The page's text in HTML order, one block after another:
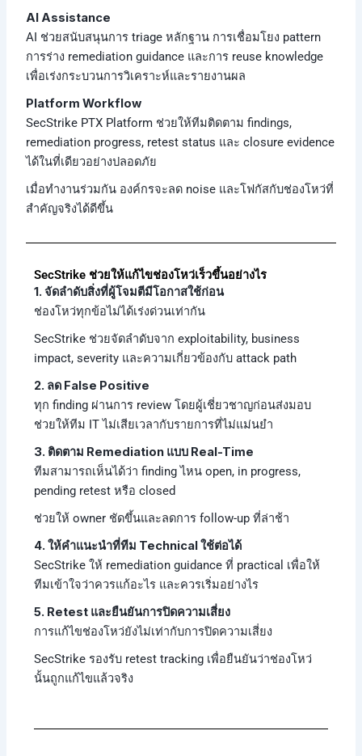
AI Assistance
AI ช่วยสนับสนุนการ triage หลักฐาน การเชื่อมโยง pattern
การร่าง remediation guidance และการ reuse knowledge
เพื่อเร่งกระบวนการวิเคราะห์และรายงานผล
Platform Workflow
SecStrike PTX Platform ช่วยให้ทีมติดตาม findings,
remediation progress, retest status และ closure evidence
ได้ในที่เดียวอย่างปลอดภัย
เมื่อทำงานร่วมกัน องค์กรจะลด noise และโฟกัสกับช่องโหว่ที่
สำคัญจริงได้ดีขึ้น
SecStrike ช่วยให้แก้ไขช่องโหว่เร็วขึ้นอย่างไร
1. จัดลำดับสิ่งที่ผู้โจมตีมีโอกาสใช้ก่อน
ช่องโหว่ทุกข้อไม่ได้เร่งด่วนเท่ากัน
SecStrike ช่วยจัดลำดับจาก exploitability, business
impact, severity และความเกี่ยวข้องกับ attack path
2. ลด False Positive
ทุก finding ผ่านการ review โดยผู้เชี่ยวชาญก่อนส่งมอบ
ช่วยให้ทีม IT ไม่เสียเวลากับรายการที่ไม่แม่นยำ
3. ติดตาม Remediation แบบ Real-Time
ทีมสามารถเห็นได้ว่า finding ไหน open, in progress,
pending retest หรือ closed
ช่วยให้ owner ชัดขึ้นและลดการ follow-up ที่ล่าช้า
4. ให้คำแนะนำที่ทีม Technical ใช้ต่อได้
SecStrike ให้ remediation guidance ที่ practical เพื่อให้
ทีมเข้าใจว่าควรแก้อะไร และควรเริ่มอย่างไร
5. Retest และยืนยันการปิดความเสี่ยง
การแก้ไขช่องโหว่ยังไม่เท่ากับการปิดความเสี่ยง
SecStrike รองรับ retest tracking เพื่อยืนยันว่าช่องโหว่
นั้นถูกแก้ไขแล้วจริง